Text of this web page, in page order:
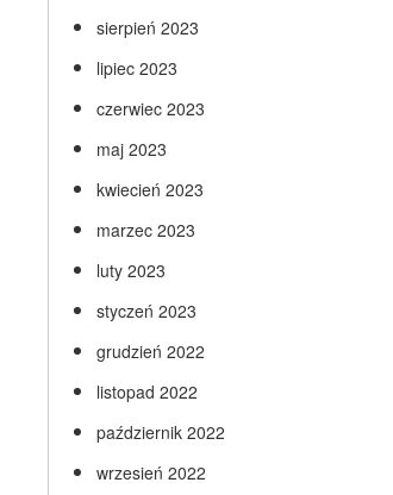
sierpień 2023
lipiec 2023
czerwiec 2023
maj 2023
kwiecień 2023
marzec 2023
luty 2023
styczeń 2023
grudzień 2022
listopad 2022
październik 2022
wrzesień 2022